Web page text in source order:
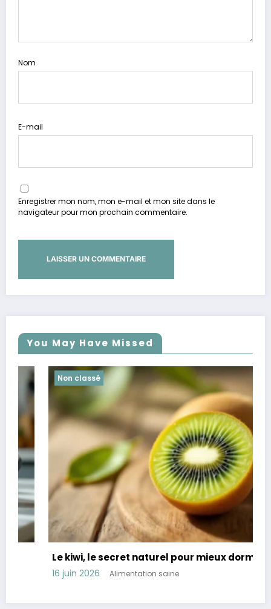
Nom
E-mail
Enregistrer mon nom, mon e-mail et mon site dans le
navigateur pour mon prochain commentaire.
You May Have Missed
Non classé
Le kiwi, le secret naturel pour mieux dormir
16 juin 2026 Alimentation saine